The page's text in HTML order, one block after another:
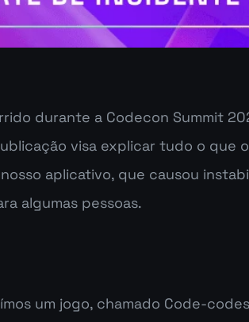
durante a Codecon Summit
visa explicar tudo o que
aplicativo, que causou
algumas pessoas.
um jogo, chamado Code-